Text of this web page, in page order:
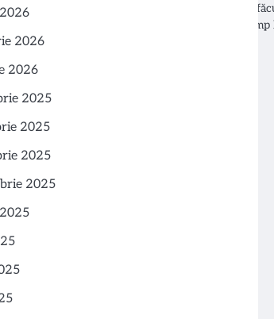
Organizația Mondială a Sănătății (OMS) a
precauție pentru persoanele care petrec
această…
2026
2026
2025
2025
2025
2025